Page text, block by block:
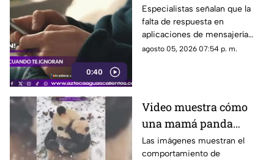
0:40
psicología
Especialistas señalan que la
falta de respuesta en
aplicaciones de mensajería
puede tener efectos
agosto 05, 2026 07:54 p. m.
Video muestra cómo
una mamá panda
protege a su cría
Las imágenes muestran el
comportamiento de